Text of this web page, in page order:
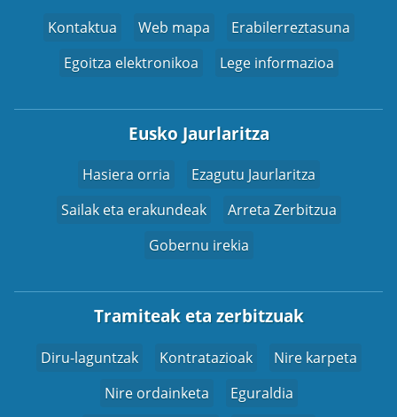
Kontaktua Web mapa
Erabilerreztasuna
Egoitza elektronikoa
Lege informazioa
Eusko Jaurlaritza
Hasiera orria
Ezagutu Jaurlaritza
Sailak eta erakundeak
Arreta Zerbitzua
Gobernu irekia
Tramiteak eta zerbitzuak
Diru-laguntzak Kontratazioak
Nire karpeta
Nire ordainketa
Eguraldia